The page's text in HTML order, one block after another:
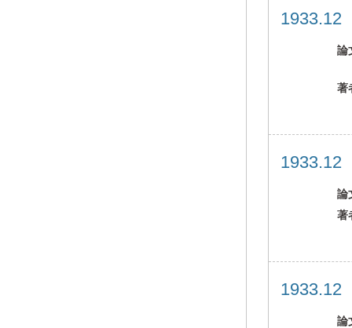
論
著
論
著
論